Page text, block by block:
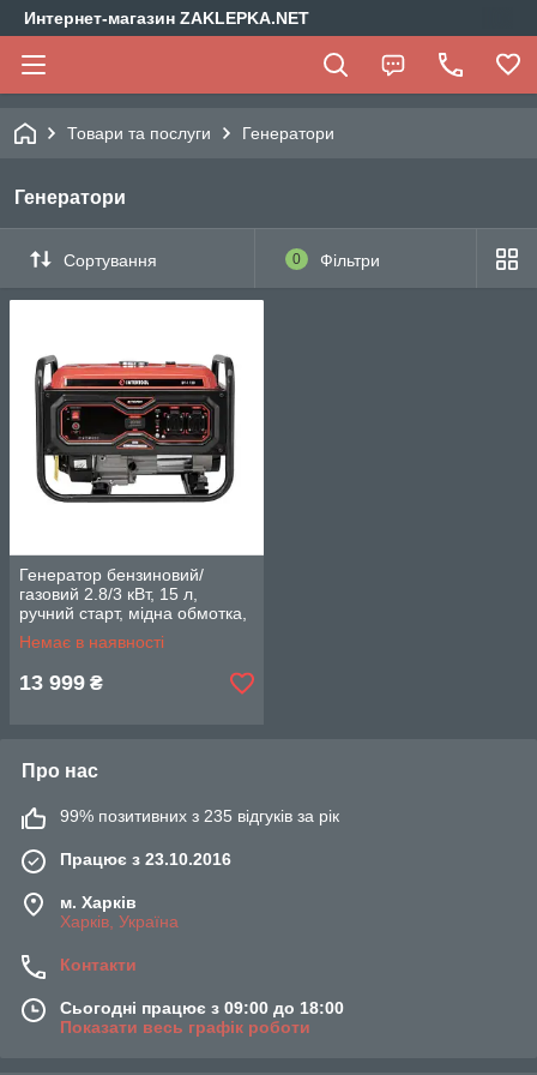
Интернет-магазин ZAKLEPKA.NET
Товари та послуги Генератори
Генератори
Сортування 0 Фільтри
Генератор бензиновий/
газовий 2.8/3 кВт, 15 л,
ручний старт, мідна обмотка,
STORM INTERTOOL DT-1133
Немає в наявності
13 999 ₴
Про нас
99% позитивних з 235 відгуків за рік
Працює з 23.10.2016
м. Харків
Харків, Україна
Контакти
Сьогодні працює з 09:00 до 18:00
Показати весь графік роботи